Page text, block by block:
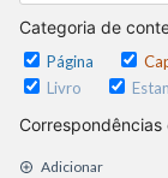
Categoria de
Página
Livro
Correspondências
Adicionar